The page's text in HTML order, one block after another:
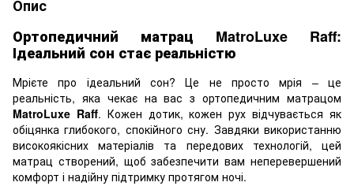
Опис
Ортопедичний матрац MatroLuxe Raff:
Ідеальний сон стає реальністю
Мрієте про ідеальний сон? Це не просто мрія – це
реальність, яка чекає на вас з ортопедичним матрацом
MatroLuxe Raff. Кожен дотик, кожен рух відчувається як
обіцянка глибокого, спокійного сну. Завдяки використанню
високоякісних матеріалів та передових технологій, цей
матрац створений, щоб забезпечити вам неперевершений
комфорт і надійну підтримку протягом ночі.